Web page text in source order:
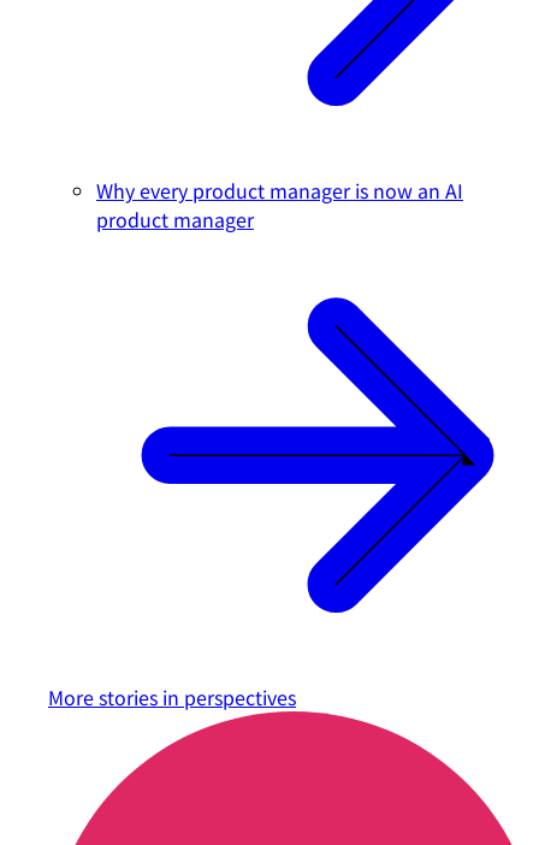
Why every product manager is now an AI
product manager
More stories in perspectives